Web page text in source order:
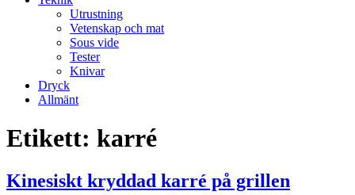
Utrustning
Vetenskap och mat
Sous vide
Tester
Knivar
Dryck
Allmänt
Etikett: karré
Kinesiskt kryddad karré på grillen